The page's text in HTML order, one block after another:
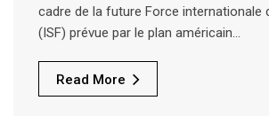
cadre de la future Force internationale
(ISF) prévue par le plan américain…
Read More